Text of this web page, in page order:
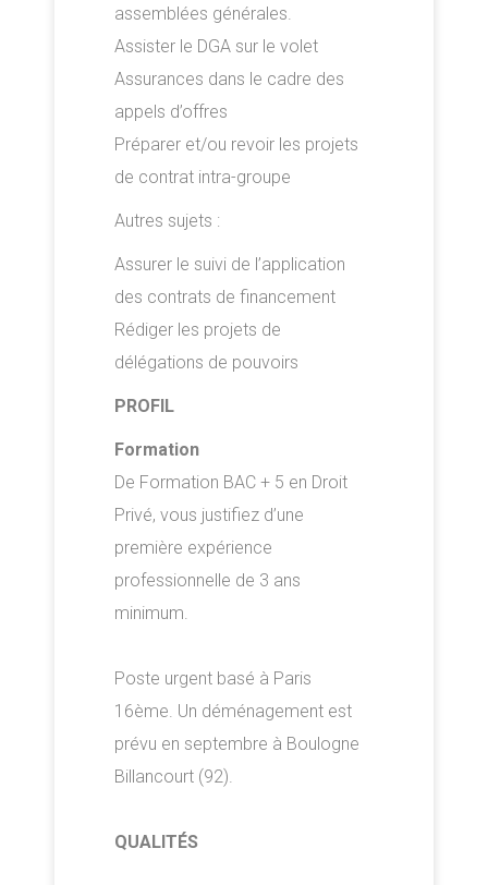
assemblées générales.
Assister le DGA sur le volet
Assurances dans le cadre des
appels d’offres
Préparer et/ou revoir les projets
de contrat intra-groupe
Autres sujets :
Assurer le suivi de l’application
des contrats de financement
Rédiger les projets de
délégations de pouvoirs
PROFIL
Formation
De Formation BAC + 5 en Droit
Privé, vous justifiez d’une
première expérience
professionnelle de 3 ans
minimum.
Poste urgent basé à Paris
16ème. Un déménagement est
prévu en septembre à Boulogne
Billancourt (92).
QUALITÉS